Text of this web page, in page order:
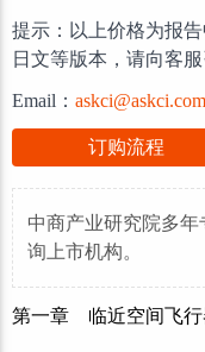
提示：以上价格为报
日文等版本，请向客服
Email： askci@askci.com
订购流程
中商产业研究院多
询上市机构。
第一章 临近空间飞行